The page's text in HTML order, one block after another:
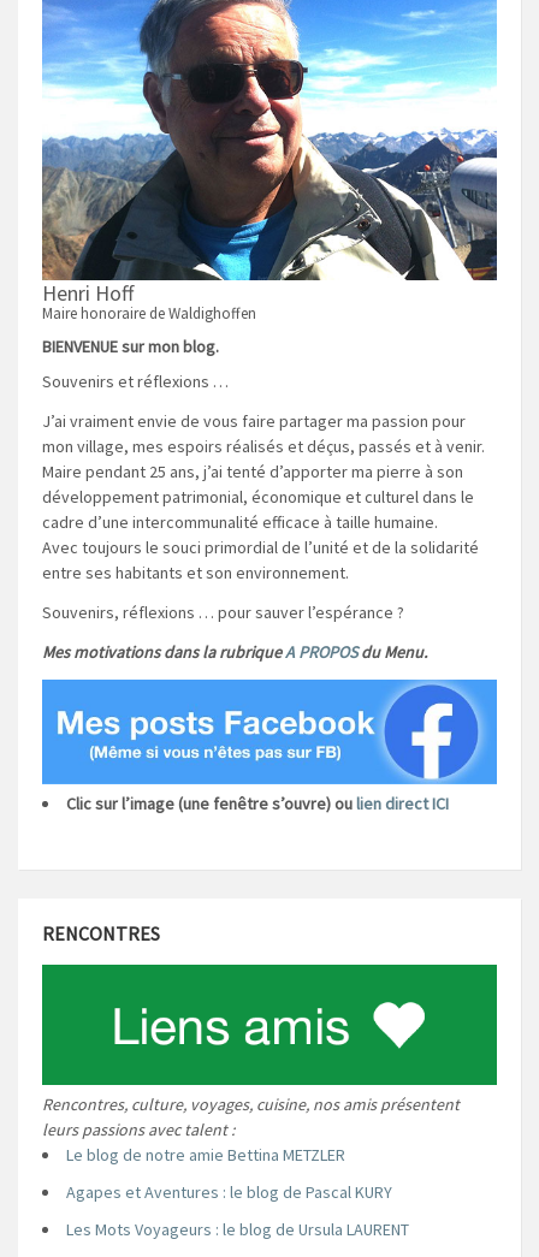
Henri Hoff
Maire honoraire de Waldighoffen
BIENVENUE sur mon blog.
Souvenirs et réflexions …
J’ai vraiment envie de vous faire partager ma passion pour
mon village, mes espoirs réalisés et déçus, passés et à venir.
Maire pendant 25 ans, j’ai tenté d’apporter ma pierre à son
développement patrimonial, économique et culturel dans le
cadre d’une intercommunalité efficace à taille humaine.
Avec toujours le souci primordial de l’unité et de la solidarité
entre ses habitants et son environnement.
Souvenirs, réflexions … pour sauver l’espérance ?
Mes motivations dans la rubriqueA PROPOSdu Menu.
Clic sur l’image (une fenêtre s’ouvre) oulien direct ICI
RENCONTRES
Rencontres, culture, voyages, cuisine, nos amis présentent
leurs passions avec talent :
Le blog de notre amie Bettina METZLER
Agapes et Aventures : le blog de Pascal KURY
Les Mots Voyageurs : le blog de Ursula LAURENT